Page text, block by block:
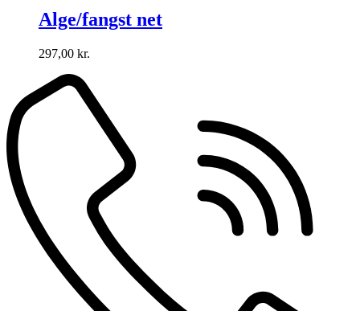
Alge/fangst net
297,00 kr.